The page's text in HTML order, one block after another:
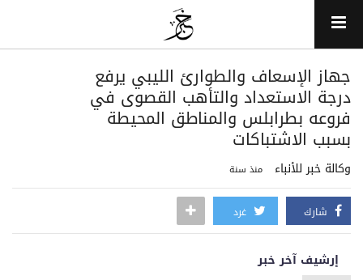
جهاز الإسعاف والطوارئ الليبي يرفع
درجة الاستعداد والتأهب القصوى في
فروعه بطرابلس والمناطق المحيطة
بسبب الاشتباكات
وكالة خبر للأنباء منذ سنة
شارك غرد
إرشيف آخر خبر